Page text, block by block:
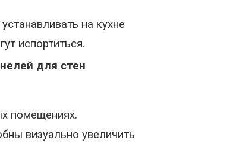
на кухне
испортиться.
для стен
помещениях.
визуально увеличить